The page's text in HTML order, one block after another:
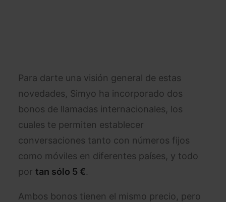
Para darte una visión general de estas
novedades, Simyo ha incorporado dos
bonos de llamadas internacionales, los
cuales te permiten establecer
conversaciones tanto con números fijos
como móviles en diferentes países, y todo
por tan sólo 5 €.
Ambos bonos tienen el mismo precio, pero